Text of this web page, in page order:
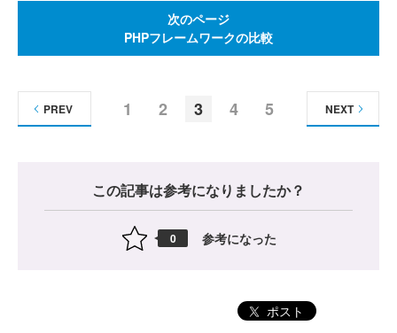
次のページ
PHPフレームワークの比較
1 2 3 4 5
PREV NEXT
この記事は参考になりましたか？
0 参考になった
ポスト